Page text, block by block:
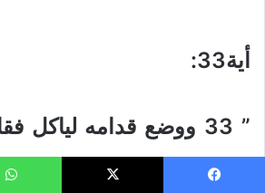
أية33 :
” 33
ووضع قدامه لياكل
اتكلم كلامي فقال تكلم